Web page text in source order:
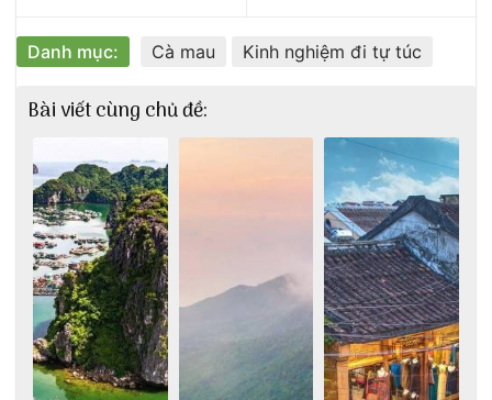
Danh mục: Cà mau Kinh nghiệm đi tự túc
Bài viết cùng chủ đề: